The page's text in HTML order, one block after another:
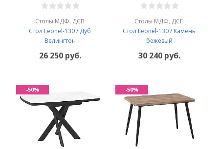
Столы МДФ, ДСП
Стол Leonel-130 / Дуб
Велингтон
26 250 руб.
Столы МДФ, ДСП
Стол Leonel-130 / Камень
бежевый
30 240 руб.
-50% -50%